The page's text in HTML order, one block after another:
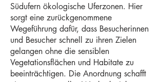
Südufern ökologische Uferzonen. Hier
sorgt eine zurückgenommene
Wegeführung dafür, dass Besucherinnen
und Besucher schnell zu ihren Zielen
gelangen ohne die sensiblen
Vegetationsflächen und Habitate zu
beeinträchtigen. Die Anordnung schafft